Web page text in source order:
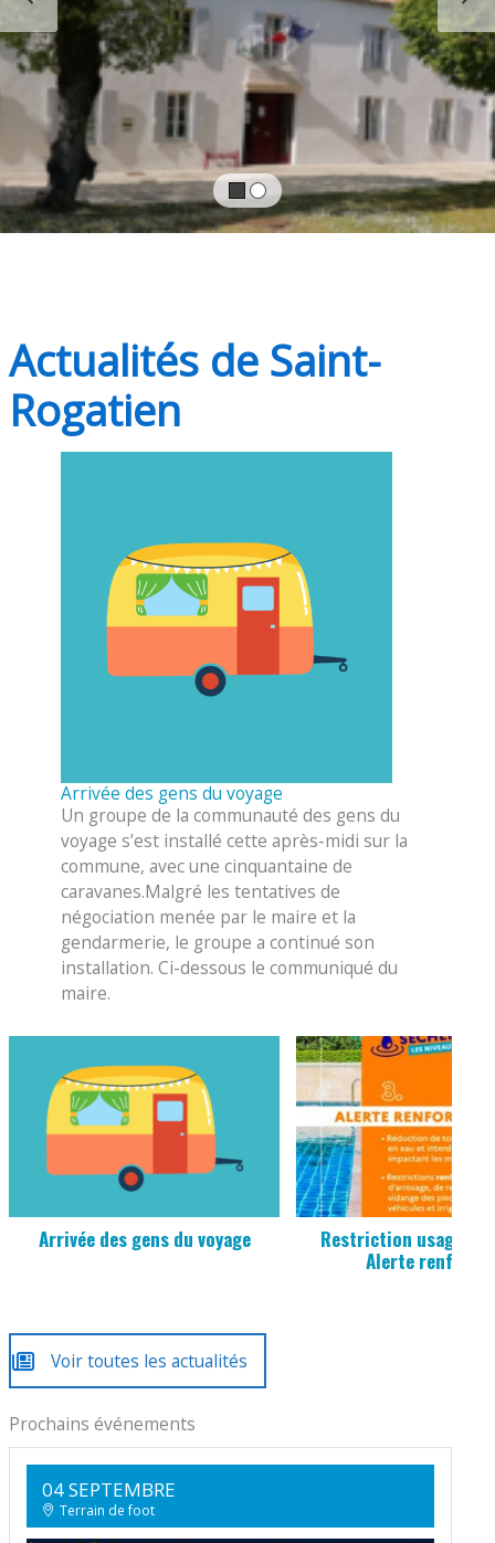
Actualités de Saint-
Rogatien
Arrivée des gens du voyage
Un groupe de la communauté des gens du
voyage s’est installé cette après-midi sur la
commune, avec une cinquantaine de
caravanes.Malgré les tentatives de
négociation menée par le maire et la
gendarmerie, le groupe a continué son
installation. Ci-dessous le communiqué du
maire.
Arrivée des gens du voyage
Restriction usage de
Alerte
Voir toutes les actualités
Prochains événements
04 SEPTEMBRE
Terrain de foot